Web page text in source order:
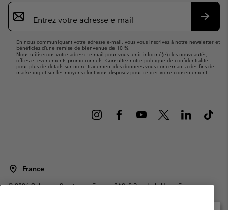
Inscription
par
e-
En nous communiquant votre adresse e-mail, vous vous inscrivez à notre newsletter et
bénéficiez d’une remise de bienvenue de 10 %.
Nous utiliserons votre adresse e-mail pour vous tenir informé(e) des nouveautés,
offres et événements promotionnels. Consultez notre politique de confidentialité
pour plus de détails sur notre traitement des données vous concernant à des fins de
marketing et sur les moyens dont vous disposez pour retirer votre consentement.
France
©2026Columbia Sportswear Europe SAS. 5 Rue de la Haye, Espace